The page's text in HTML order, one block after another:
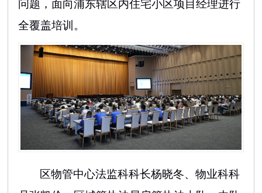
问题，面向浦东辖区内住宅小区项目经理进行
全覆盖培训。
区物管中心法监科科长杨晓冬、物业科科